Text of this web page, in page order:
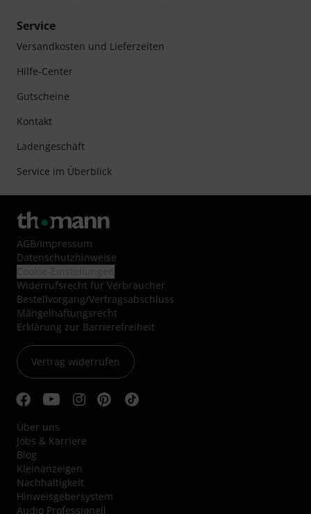
Service
Versandkosten und Lieferzeiten
Hilfe-Center
Gutscheine
Kontakt
Ladengeschäft
Service im Überblick
AGB/Impressum
Datenschutzhinweise
Widerrufsrecht für Verbraucher
Bestellvorgang/Vertragsabschluss
Mängelhaftungsrecht
Erklärung zur Barrierefreiheit
Vertrag widerrufen
Über uns
Jobs & Karriere
Blog
Kleinanzeigen
Nachhaltigkeit
Hinweisgebersystem
Audio Professionell